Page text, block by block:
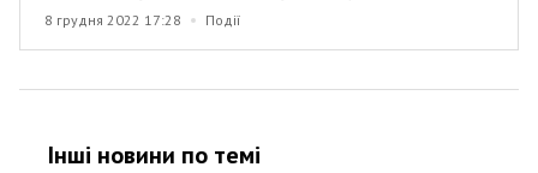
8 грудня 2022 17:28 Події
Інші новини по темi